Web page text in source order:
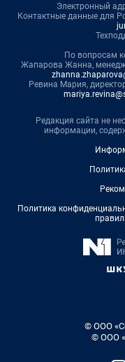
Электронный
Контактные данные для
По вопросам
Жапарова Жанна,
Ревина Мария,
Редакция сайта не
информации,
Политика
© ООО
© ООО